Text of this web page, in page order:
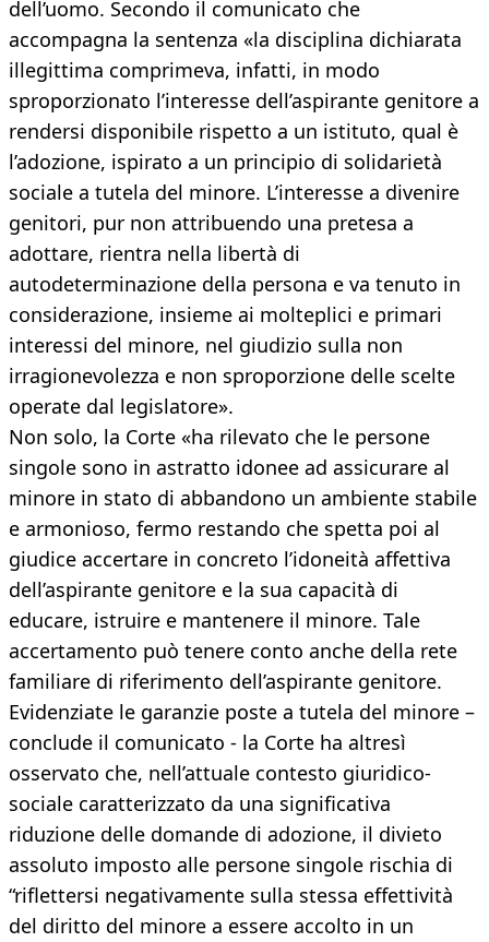
dell’uomo. Secondo il comunicato che
accompagna la sentenza «la disciplina dichiarata
illegittima comprimeva, infatti, in modo
sproporzionato l’interesse dell’aspirante genitore a
rendersi disponibile rispetto a un istituto, qual è
l’adozione, ispirato a un principio di solidarietà
sociale a tutela del minore. L’interesse a divenire
genitori, pur non attribuendo una pretesa a
adottare, rientra nella libertà di
autodeterminazione della persona e va tenuto in
considerazione, insieme ai molteplici e primari
interessi del minore, nel giudizio sulla non
irragionevolezza e non sproporzione delle scelte
operate dal legislatore».
Non solo, la Corte «ha rilevato che le persone
singole sono in astratto idonee ad assicurare al
minore in stato di abbandono un ambiente stabile
e armonioso, fermo restando che spetta poi al
giudice accertare in concreto l’idoneità affettiva
dell’aspirante genitore e la sua capacità di
educare, istruire e mantenere il minore. Tale
accertamento può tenere conto anche della rete
familiare di riferimento dell’aspirante genitore.
Evidenziate le garanzie poste a tutela del minore –
conclude il comunicato - la Corte ha altresì
osservato che, nell’attuale contesto giuridico-
sociale caratterizzato da una significativa
riduzione delle domande di adozione, il divieto
assoluto imposto alle persone singole rischia di
“riflettersi negativamente sulla stessa effettività
del diritto del minore a essere accolto in un